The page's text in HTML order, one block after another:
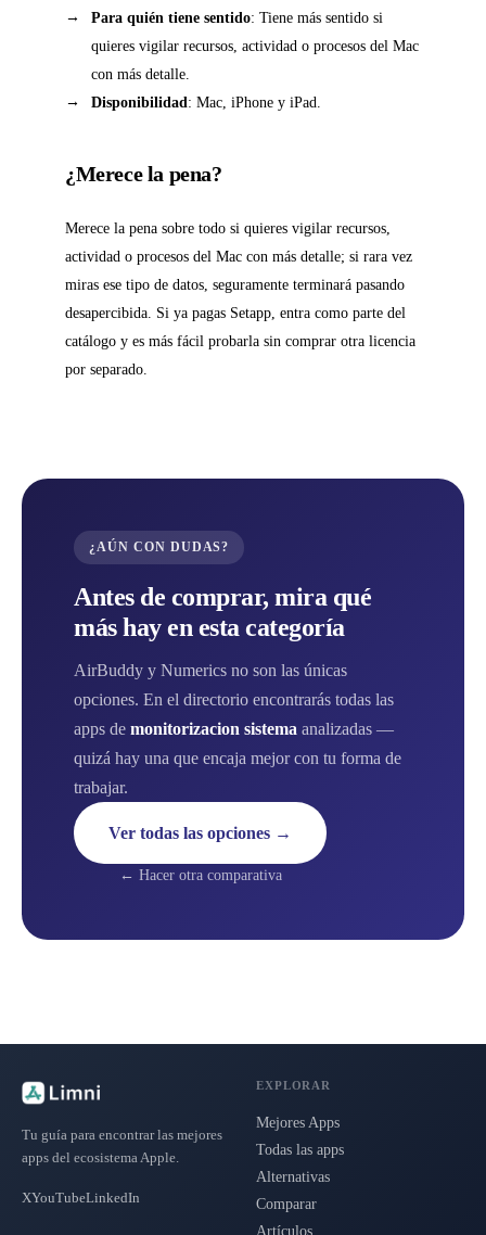
Para quién tiene sentido: Tiene más sentido si
quieres vigilar recursos, actividad o procesos del Mac
con más detalle.
Disponibilidad: Mac, iPhone y iPad.
¿Merece la pena?
Merece la pena sobre todo si quieres vigilar recursos,
actividad o procesos del Mac con más detalle; si rara vez
miras ese tipo de datos, seguramente terminará pasando
desapercibida. Si ya pagas Setapp, entra como parte del
catálogo y es más fácil probarla sin comprar otra licencia
por separado.
¿AÚN CON DUDAS?
Antes de comprar, mira qué
más hay en esta categoría
AirBuddy y Numerics no son las únicas
opciones. En el directorio encontrarás todas las
apps de monitorizacion sistema analizadas —
quizá hay una que encaja mejor con tu forma de
trabajar.
Ver todas las opciones →
← Hacer otra comparativa
Tu guía para encontrar las mejores
apps del ecosistema Apple.
XYouTubeLinkedIn
EXPLORAR
Mejores Apps
Todas las apps
Alternativas
Comparar
Artículos